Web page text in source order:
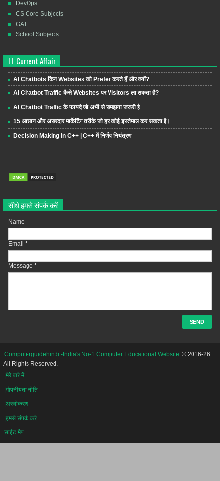
DevOps
CS Core Subjects
GATE
School Subjects
Current Affair
AI Chatbots किन Websites को Prefer करते हैं और क्यों?
AI Chatbot Traffic कैसे Websites पर Visitors ला सकता है?
AI Chatbot Traffic के फायदे जो अभी से समझना जरूरी है
15 आसान और असरदार मार्केटिंग तरीके जो हर कोई इस्तेमाल कर सकता है।
Decision Making in C++ | C++ में निर्णय नियंत्रण
सीधे हमसे संपर्क करें
Name
Email *
Message *
Computerguidehindi -India's No-1 Computer Educational Website © 2016-26.
All Rights Reserved.
|मेरे बारे में
|गोपनीयता नीति
|अस्वीकरण
|हमसे संपर्क करे
साईट मैप